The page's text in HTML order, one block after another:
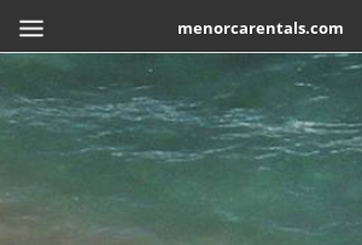
menorcarentals.com
Reservar
Inici